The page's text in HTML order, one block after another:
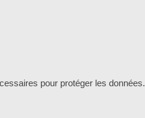
pour protéger les données.